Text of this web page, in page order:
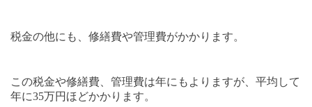
税金の他にも、修繕費や管理費がかかります。
この税金や修繕費、管理費は年にもよりますが、平均して
年に35万円ほどかかります。